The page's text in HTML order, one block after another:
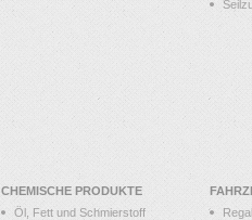
CHEMISCHE PRODUKTE
Öl, Fett und Schmierstoff